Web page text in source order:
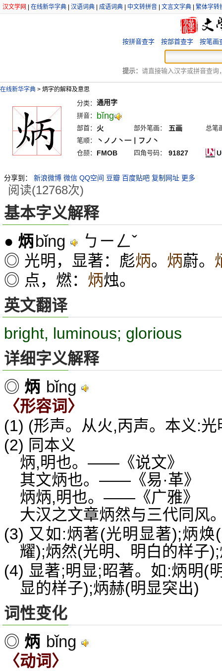
汉文学网 在线新华字典 汉语词典 成语词典 中文转拼音 文言文字典 繁体字转
按拼音查字 按部首查字 按笔画
提示： 请直接输入汉字或拼音查询
在线新华字典 > 炳字的解释及意思
分类： 通用字
拼音： bĭng
部首： 火 部外笔画： 五画
总笔
笔顺：
丶ノノ丶一丨フノ丶
仓颉： FMOB 四角号码： 91827
分享到： 新浪微博 微信 QQ空间 豆瓣 百度贴吧 复制网址 更多
阅读(12768次)
基本字义解释
● 炳bǐng ㄅㄧㄥˇ
◎ 光明，显著：彪炳。 炳蔚。
◎ 点，燃： 炳烛。
英文翻译
bright, luminous; glorious
详细字义解释
◎ 炳 bǐng
〈形容词〉
(1) (形声。从火,丙声。本义:光
(2) 同本义
炳,明也。——《说文》
其文炳也。——《易·革》
炳炳,明也。——《广雅》
大汉之文章炳然与三代同
(3) 又如:炳著(光明显著);炳
耀);炳然(光明、明白的样子
(4) 显著;明显;昭著。如:炳明(
显的样子);炳赫(明显突出)
词性变化
◎ 炳 bǐng
〈动词〉